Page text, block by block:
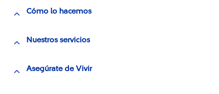
Cómo lo hacemos
Nuestros servicios
Asegúrate de Vivir